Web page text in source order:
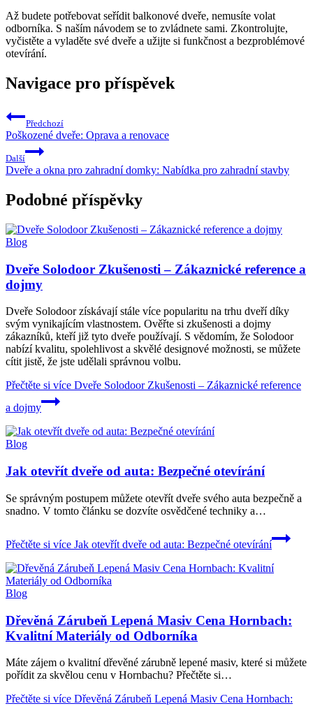
Až budete potřebovat seřídit balkonové ⁣dveře, nemusíte volat
odborníka. S naším návodem se to ​zvládnete sami. Zkontrolujte,
vyčistěte⁣ a vyladěte své‍ dveře a užijte si funkčnost a bezproblémové
otevírání.
Navigace pro příspěvek
Předchozí
Poškozené dveře: Oprava a renovace
Další
Dveře a okna pro zahradní domky: Nabídka pro zahradní stavby
Podobné příspěvky
Blog
Dveře Solodoor Zkušenosti – Zákaznické reference a
dojmy
Dveře Solodoor získávají stále více popularitu na trhu dveří díky
svým vynikajícím vlastnostem. Ověřte si zkušenosti a dojmy
zákazníků, kteří již tyto dveře používají. S vědomím, že Solodoor
nabízí kvalitu, spolehlivost a skvělé designové možnosti, se můžete
cítit jistě, že jste udělali správnou volbu.
Přečtěte si více Dveře Solodoor Zkušenosti – Zákaznické reference
a dojmy
Blog
Jak otevřít dveře od auta: Bezpečné otevírání
Se správným postupem můžete otevřít dveře svého auta bezpečně a
snadno. V tomto článku se dozvíte osvědčené techniky a…
Přečtěte si více Jak otevřít dveře od auta: Bezpečné otevírání
Blog
Dřevěná Zárubeň Lepená Masiv Cena Hornbach:
Kvalitní Materiály od Odborníka
Máte zájem o kvalitní dřevěné zárubně lepené masiv, které si můžete
pořídit za skvělou cenu v Hornbachu? Přečtěte si…
Přečtěte si více Dřevěná Zárubeň Lepená Masiv Cena Hornbach: